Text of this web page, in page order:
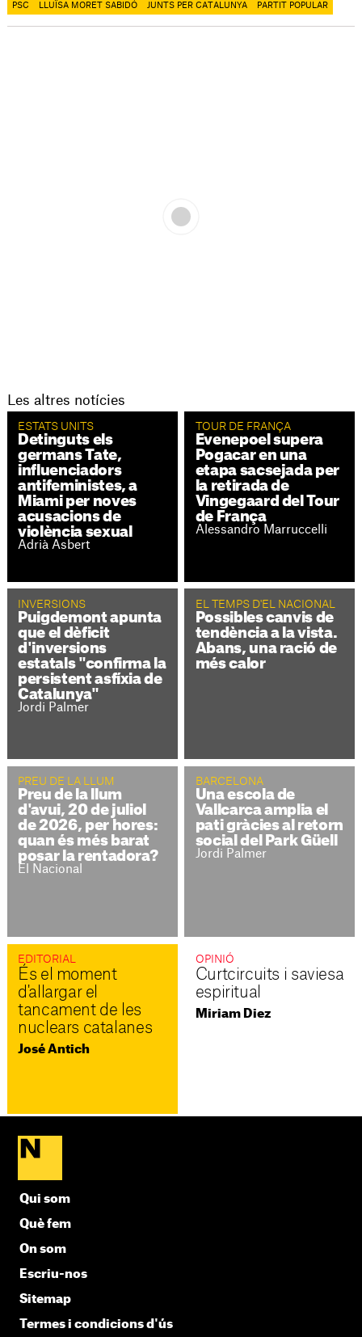
PSC LLUÏSA MORET SABIDÓ JUNTS PER CATALUNYA PARTIT POPULAR
Les altres notícies
ESTATS UNITS
Detinguts els
germans Tate,
influenciadors
antifeministes, a
Miami per noves
acusacions de
violència sexual
Adrià Asbert
TOUR DE FRANÇA
Evenepoel supera
Pogacar en una
etapa sacsejada per
la retirada de
Vingegaard del Tour
de França
Alessandro Marruccelli
INVERSIONS
Puigdemont apunta
que el dèficit
d'inversions
estatals "confirma la
persistent asfíxia de
Catalunya"
Jordi Palmer
EL TEMPS D'EL NACIONAL
Possibles canvis de
tendència a la vista.
Abans, una ració de
més calor
PREU DE LA LLUM
Preu de la llum
d'avui, 20 de juliol
de 2026, per hores:
quan és més barat
posar la rentadora?
El Nacional
BARCELONA
Una escola de
Vallcarca amplia el
pati gràcies al retorn
social del Park Güell
Jordi Palmer
EDITORIAL
És el moment
d'allargar el
tancament de les
nuclears catalanes
José Antich
OPINIÓ
Curtcircuits i saviesa
espiritual
Miriam Diez
Qui som
Què fem
On som
Escriu-nos
Sitemap
Termes i condicions d'ús